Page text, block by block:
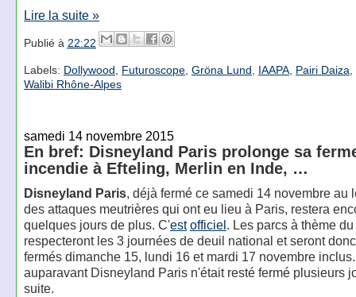
Lire la suite »
Publié à 22:22
Labels: Dollywood Futuroscope, Gröna Lund IAAPA, Pairi Daiza
Walibi Rhône-Alpes
samedi 14 novembre 2015
En bref: Disneyland Paris prolonge sa
incendie à Efteling, Merlin en Inde, …
Disneyland Paris, déjà fermé ce samedi 14 novembre au
des attaques meutrières qui ont eu lieu à Paris, restera
quelques jours de plus. C'est officiel. Les parcs à thème
respecteront les 3 journées de deuil national et seront
fermés dimanche 15, lundi 16 et mardi 17 novembre
auparavant Disneyland Paris n'était resté fermé plusieurs
suite.